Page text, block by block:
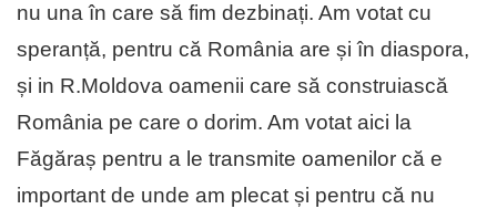
nu una în care să fim dezbinați. Am votat cu
speranță, pentru că România are și în diaspora,
și in R.Moldova oamenii care să construiască
România pe care o dorim. Am votat aici la
Făgăraș pentru a le transmite oamenilor că e
important de unde am plecat și pentru că nu